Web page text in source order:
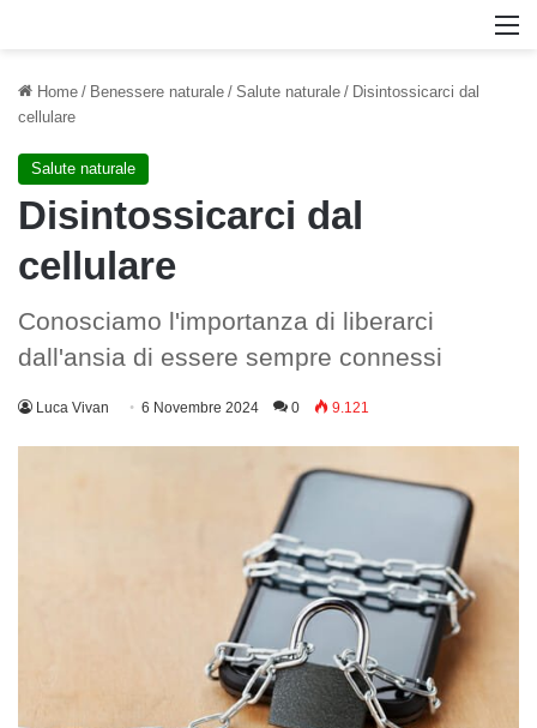
Home / Benessere naturale / Salute naturale / Disintossicarci dal
cellulare
Salute naturale
Disintossicarci dal
cellulare
Conosciamo l'importanza di liberarci
dall'ansia di essere sempre connessi
Luca Vivan 6 Novembre 2024 0 9.121